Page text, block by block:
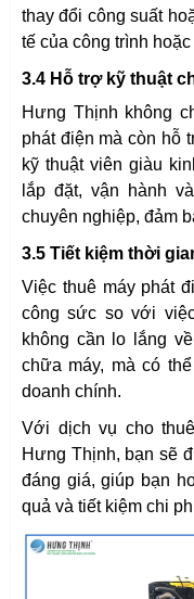
thay đổi công suất
tế của công trình
3.4 Hỗ trợ kỹ thuật
Hưng Thịnh không
phát điện mà còn hỗ
kỹ thuật viên giàu
lắp đặt, vận hành
chuyên nghiệp, đảm
3.5 Tiết kiệm thời
Việc thuê máy phát
công sức so với
không cần lo lắng
chữa máy, mà có
doanh chính.
Với dịch vụ cho
Hưng Thịnh, bạn sẽ
đáng giá, giúp bạn
quả và tiết kiệm chi